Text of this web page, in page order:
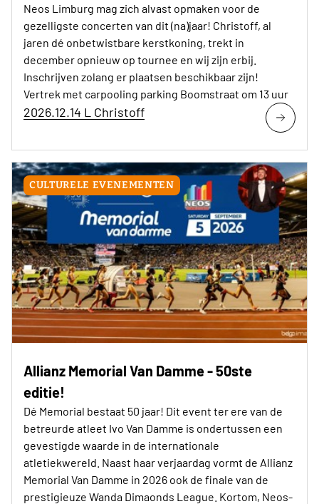
Neos Limburg mag zich alvast opmaken voor de
gezelligste concerten van dit (na)jaar! Christoff, al
jaren dé onbetwistbare kerstkoning, trekt in
december opnieuw op tournee en wij zijn erbij.
Inschrijven zolang er plaatsen beschikbaar zijn!
Vertrek met carpooling parking Boomstraat om 13 uur
2026.12.14 L Christoff
CULTURELE EVENEMENTEN
Allianz Memorial Van Damme - 50ste
editie!
Dé Memorial bestaat 50 jaar! Dit event ter ere van de
betreurde atleet Ivo Van Damme is ondertussen een
gevestigde waarde in de internationale
atletiekwereld. Naast haar verjaardag vormt de Allianz
Memorial Van Damme in 2026 ook de finale van de
prestigieuze Wanda Dimaonds League. Kortom, Neos-